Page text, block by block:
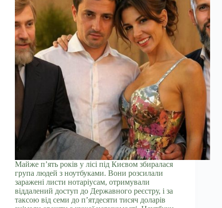
Майже п’ять років у лісі під Києвом збиралася
група людей з ноутбуками. Вони розсилали
заражені листи нотаріусам, отримували
віддалений доступ до Державного реєстру, і за
таксою від семи до п’ятдесяти тисяч доларів